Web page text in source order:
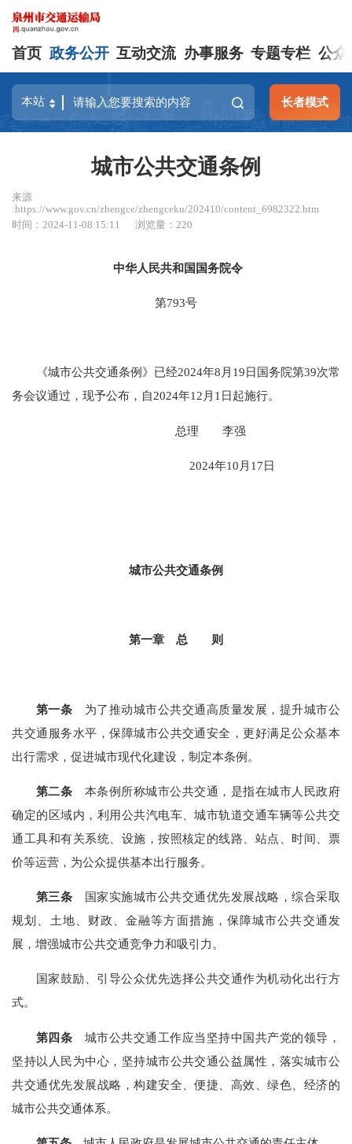
首页 政务公开 互动交流 办事服务 专题专栏 公众
长者模式
城市公共交通条例
来源
:https://www.gov.cn/zhengce/zhengceku/202410/content_6982322.htm
时间：2024-11-08 15:11
浏览量：220
中华人民共和国国务院令
第793号
《城市公共交通条例》已经2024年8月19日国务院第39次常
务会议通过，现予公布，自2024年12月1日起施行。
总理 李强
2024年10月17日
城市公共交通条例
第一章 总 则
第一条 为了推动城市公共交通高质量发展，提升城市公
共交通服务水平，保障城市公共交通安全，更好满足公众基本
出行需求，促进城市现代化建设，制定本条例。
第二条 本条例所称城市公共交通，是指在城市人民政府
确定的区域内，利用公共汽电车、城市轨道交通车辆等公共交
通工具和有关系统、设施，按照核定的线路、站点、时间、票
价等运营，为公众提供基本出行服务。
第三条 国家实施城市公共交通优先发展战略，综合采取
规划、土地、财政、金融等方面措施，保障城市公共交通发
展，增强城市公共交通竞争力和吸引力。
国家鼓励、引导公众优先选择公共交通作为机动化出行方
式。
第四条 城市公共交通工作应当坚持中国共产党的领导，
坚持以人民为中心，坚持城市公共交通公益属性，落实城市公
共交通优先发展战略，构建安全、便捷、高效、绿色、经济的
城市公共交通体系。